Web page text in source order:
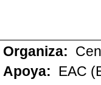
Organiza:
Apoya: EAC